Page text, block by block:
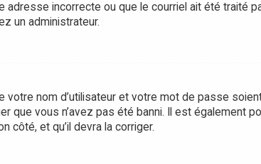
adresse incorrecte ou que le courriel ait été traité
un administrateur.
votre nom d’utilisateur et votre mot de passe
que vous n’avez pas été banni. Il est également
côté, et qu’il devra la corriger.